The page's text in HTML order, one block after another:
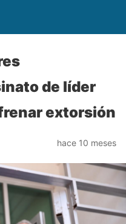
de líder
extorsión
hace 10 meses